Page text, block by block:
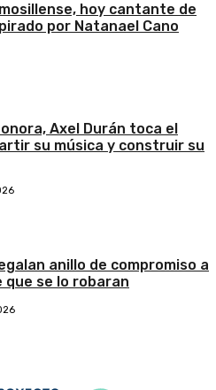
hoy cantante de
por Natanael Cano
Axel Durán toca el
su música y construir su
anillo de compromiso a
que se lo robaran